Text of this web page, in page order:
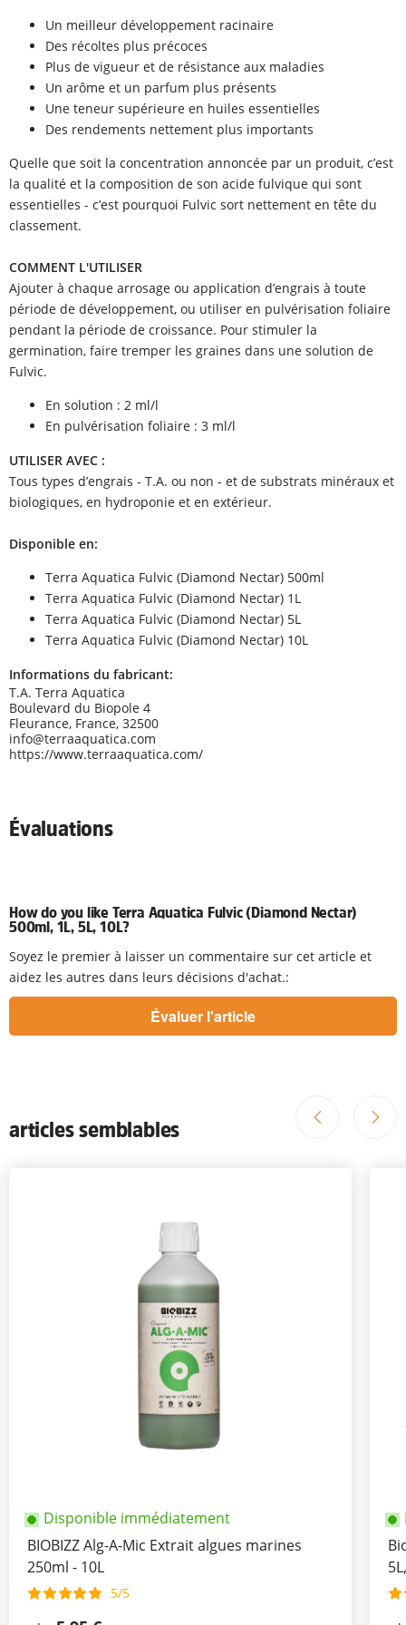
Un meilleur développement racinaire
Des récoltes plus précoces
Plus de vigueur et de résistance aux maladies
Un arôme et un parfum plus présents
Une teneur supérieure en huiles essentielles
Des rendements nettement plus importants
Quelle que soit la concentration annoncée par un produit, c’est
la qualité et la composition de son acide fulvique qui sont
essentielles - c’est pourquoi Fulvic sort nettement en tête du
classement.
COMMENT L'UTILISER
Ajouter à chaque arrosage ou application d’engrais à toute
période de développement, ou utiliser en pulvérisation foliaire
pendant la période de croissance. Pour stimuler la
germination, faire tremper les graines dans une solution de
Fulvic.
En solution : 2 ml/l
En pulvérisation foliaire : 3 ml/l
UTILISER AVEC :
Tous types d’engrais - T.A. ou non - et de substrats minéraux et
biologiques, en hydroponie et en extérieur.
Disponible en:
Terra Aquatica Fulvic (Diamond Nectar) 500ml
Terra Aquatica Fulvic (Diamond Nectar) 1L
Terra Aquatica Fulvic (Diamond Nectar) 5L
Terra Aquatica Fulvic (Diamond Nectar) 10L
Informations du fabricant:
T.A. Terra Aquatica
Boulevard du Biopole 4
Fleurance, France, 32500
info@terraaquatica.com
https://www.terraaquatica.com/
Évaluations
How do you like Terra Aquatica Fulvic (Diamond Nectar)
500ml, 1L, 5L, 10L?
Soyez le premier à laisser un commentaire sur cet article et
aidez les autres dans leurs décisions d'achat.:
articles semblables
Disponible immédiatement
BIOBIZZ Alg-A-Mic Extrait algues marines
250ml - 10L
5/5